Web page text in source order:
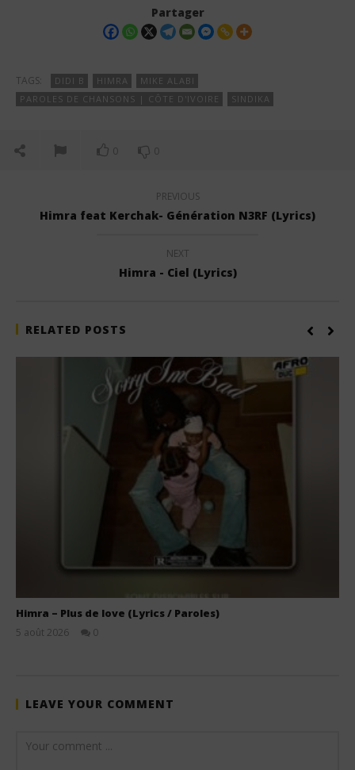
Partager
TAGS: DIDI B HIMRA
MIKE ALABI
PAROLES DE CHANSONS | CÔTE D'IVOIRE
SINDIKA
0 0
PREVIOUS
Himra feat Kerchak- Génération N3RF (Lyrics)
NEXT
Himra - Ciel (Lyrics)
RELATED POSTS
Himra – Plus de love (Lyrics / Paroles)
5 août 2026
0
LEAVE YOUR COMMENT